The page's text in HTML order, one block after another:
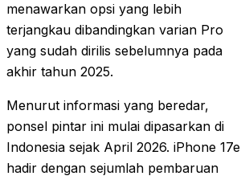
menawarkan opsi yang lebih
terjangkau dibandingkan varian Pro
yang sudah dirilis sebelumnya pada
akhir tahun 2025.
Menurut informasi yang beredar,
ponsel pintar ini mulai dipasarkan di
Indonesia sejak April 2026. iPhone 17e
hadir dengan sejumlah pembaruan